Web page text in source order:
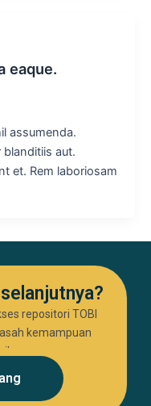
eaque.
assumenda.
blanditiis aut.
et. Rem laboriosam
repositori TOBI
kemampuan